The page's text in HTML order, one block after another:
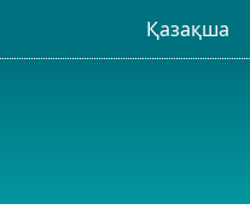
Қазақша